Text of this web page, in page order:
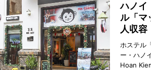
ハノイ
ル「
人収容
ホステル
ー・ハノ
Hoan